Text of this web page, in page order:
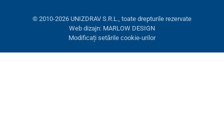
© 2010-2026 UNIZDRAV S.R.L., toate drepturile rezervate
Web dizajn: MARLOW DESIGN
Modificați setările cookie-urilor